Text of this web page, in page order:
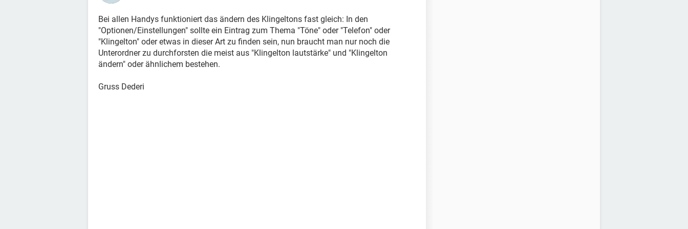
Bei allen Handys funktioniert das ändern des Klingeltons fast gleich: In den
"Optionen/Einstellungen" sollte ein Eintrag zum Thema "Töne" oder "Telefon" oder
"Klingelton" oder etwas in dieser Art zu finden sein, nun braucht man nur noch die
Unterordner zu durchforsten die meist aus "Klingelton lautstärke" und "Klingelton
ändern" oder ähnlichem bestehen.
Gruss Dederi